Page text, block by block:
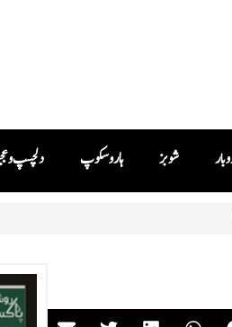
دلچسپ و ہاروسکوپ شوبز